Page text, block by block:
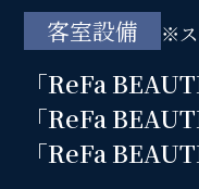
客室設備 ※ス
「ReFa
「ReFa
「ReFa